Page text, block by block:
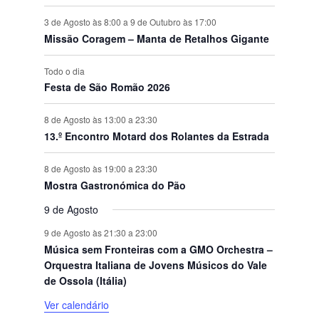
3 de Agosto às 8:00 a 9 de Outubro às 17:00
Missão Coragem – Manta de Retalhos Gigante
Todo o dia
Festa de São Romão 2026
8 de Agosto às 13:00 a 23:30
13.º Encontro Motard dos Rolantes da Estrada
8 de Agosto às 19:00 a 23:30
Mostra Gastronómica do Pão
9 de Agosto
9 de Agosto às 21:30 a 23:00
Música sem Fronteiras com a GMO Orchestra –
Orquestra Italiana de Jovens Músicos do Vale
de Ossola (Itália)
Ver calendário